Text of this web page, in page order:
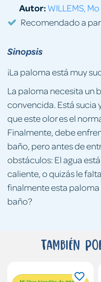
Sinopsis
¡La paloma está muy
La paloma necesita un
convencida. Está sucia
que este olor es el
Finalmente, debe
baño, pero antes de
obstáculos: El agua
caliente, o quizás le
finalmente esta
baño?
Autor: WILLEMS, Mo
Recomendado a
También